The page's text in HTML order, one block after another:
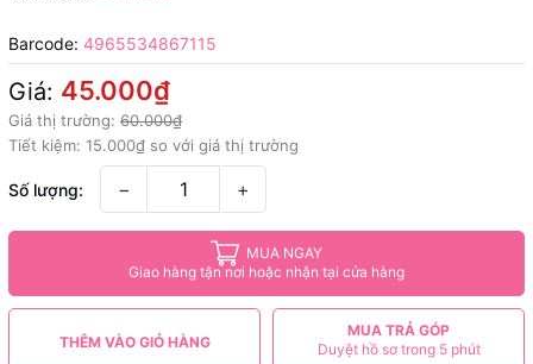
Barcode: 4965534867115
Giá: 45.000₫
Giá thị trường: 60.000₫
Tiết kiệm: 15.000₫ so với giá thị trường
Số lượng: − +
MUA NGAY
Giao hàng tận nơi hoặc nhận tại cửa hàng
THÊM VÀO GIỎ HÀNG
MUA TRẢ GÓP
Duyệt hồ sơ trong 5 phút